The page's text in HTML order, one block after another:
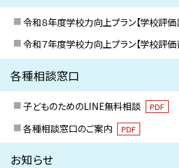
令和８年度学校力向上プラン【学校評価
令和７年度学校力向上プラン【学校評価
各種相談窓口
子どものためのLINE無料相談 PDF
各種相談窓口のご案内 PDF
お知らせ